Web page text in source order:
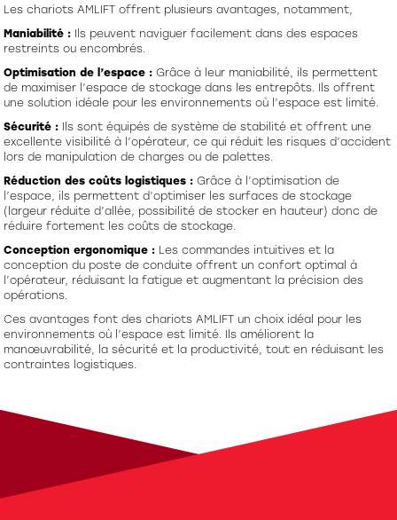
Les chariots AMLIFT offrent plusieurs avantages, notamment,
Maniabilité : Ils peuvent naviguer facilement dans des espaces
restreints ou encombrés.
Optimisation de l’espace : Grâce à leur maniabilité, ils permettent
de maximiser l’espace de stockage dans les entrepôts. Ils offrent
une solution idéale pour les environnements où l’espace est limité.
Sécurité : Ils sont équipés de système de stabilité et offrent une
excellente visibilité à l’opérateur, ce qui réduit les risques d’accident
lors de manipulation de charges ou de palettes.
Réduction des coûts logistiques : Grâce à l’optimisation de
l’espace, ils permettent d’optimiser les surfaces de stockage
(largeur réduite d’allée, possibilité de stocker en hauteur) donc de
réduire fortement les coûts de stockage.
Conception ergonomique : Les commandes intuitives et la
conception du poste de conduite offrent un confort optimal à
l’opérateur, réduisant la fatigue et augmentant la précision des
opérations.
Ces avantages font des chariots AMLIFT un choix idéal pour les
environnements où l’espace est limité. Ils améliorent la
manœuvrabilité, la sécurité et la productivité, tout en réduisant les
contraintes logistiques.